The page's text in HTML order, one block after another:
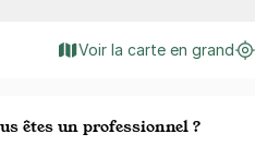
Voir la carte en grand
êtes un professionnel ?